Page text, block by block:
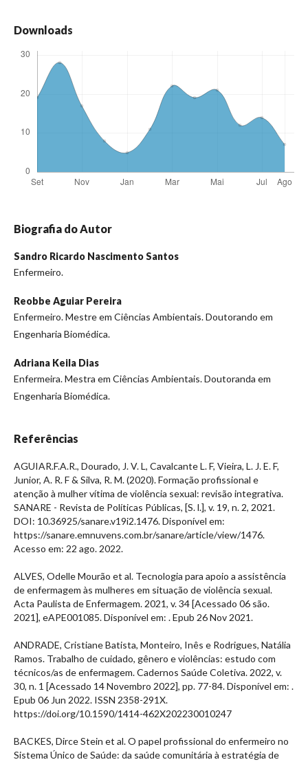
Downloads
Biografia do Autor
Sandro Ricardo Nascimento Santos
Enfermeiro.
Reobbe Aguiar Pereira
Enfermeiro. Mestre em Ciências Ambientais. Doutorando em
Engenharia Biomédica.
Adriana Keila Dias
Enfermeira. Mestra em Ciências Ambientais. Doutoranda em
Engenharia Biomédica.
Referências
AGUIAR.F.A.R., Dourado, J. V. L, Cavalcante L. F, Vieira, L. J. E. F,
Junior, A. R. F & Silva, R. M. (2020). Formação profissional e
atenção à mulher vítima de violência sexual: revisão integrativa.
SANARE - Revista de Políticas Públicas, [S. l.], v. 19, n. 2, 2021.
DOI: 10.36925/sanare.v19i2.1476. Disponível em:
https://sanare.emnuvens.com.br/sanare/article/view/1476.
Acesso em: 22 ago. 2022.
ALVES, Odelle Mourão et al. Tecnologia para apoio a assistência
de enfermagem às mulheres em situação de violência sexual.
Acta Paulista de Enfermagem. 2021, v. 34 [Acessado 06 são.
2021], eAPE001085. Disponível em: . Epub 26 Nov 2021.
ANDRADE, Cristiane Batista, Monteiro, Inês e Rodrigues, Natália
Ramos. Trabalho de cuidado, gênero e violências: estudo com
técnicos/as de enfermagem. Cadernos Saúde Coletiva. 2022, v.
30, n. 1 [Acessado 14 Novembro 2022], pp. 77-84. Disponível em: .
Epub 06 Jun 2022. ISSN 2358-291X.
https://doi.org/10.1590/1414-462X202230010247
BACKES, Dirce Stein et al. O papel profissional do enfermeiro no
Sistema Único de Saúde: da saúde comunitária à estratégia de